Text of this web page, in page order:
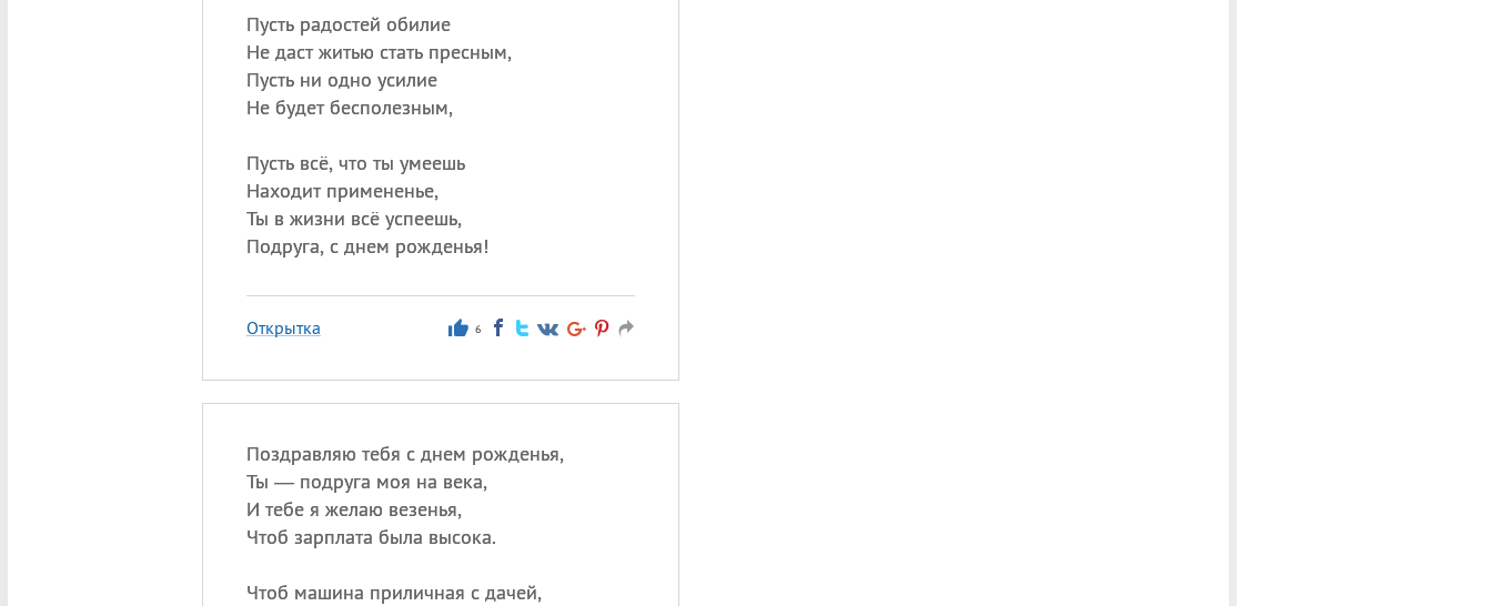
Пусть радостей обилие
Не даст житью стать пресным,
Пусть ни одно усилие
Не будет бесполезным,
Пусть всё, что ты умеешь
Находит примененье,
Ты в жизни всё успеешь,
Подруга, с днем рожденья!
Открытка 6
Поздравляю тебя с днем рожденья,
Ты — подруга моя на века,
И тебе я желаю везенья,
Чтоб зарплата была высока.
Чтоб машина приличная с дачей,